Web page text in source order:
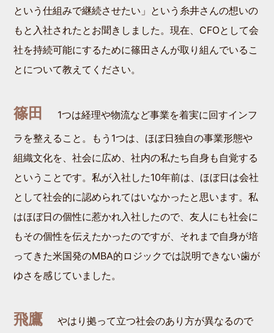
という仕組みで継続させたい」という糸井さんの想いの
もと入社されたとお聞きしました。現在、CFOとして会
社を持続可能にするために篠田さんが取り組んでいるこ
とについて教えてください。
篠田
1つは経理や物流など事業を着実に回すインフ
ラを整えること。もう1つは、ほぼ日独自の事業形態や
組織文化を、社会に広め、社内の私たち自身も自覚する
ということです。私が入社した10年前は、ほぼ日は会社
として社会的に認められてはいなかったと思います。私
はほぼ日の個性に惹かれ入社したので、友人にも社会に
もその個性を伝えたかったのですが、それまで自身が培
ってきた米国発のMBA的ロジックでは説明できない歯が
ゆさを感じていました。
飛鷹やはり拠って立つ社会のあり方が異なるので